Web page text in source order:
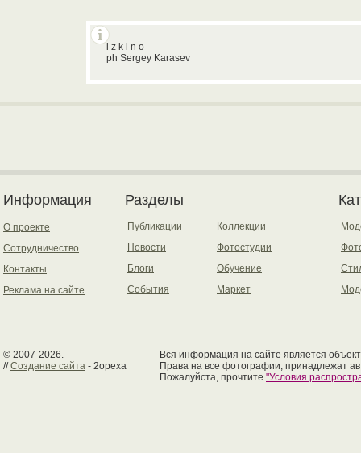
i z k i n o
ph Sergey Karasev
Информация
О проекте
Сотрудничество
Контакты
Реклама на сайте
Разделы
Публикации
Новости
Блоги
События
Коллекции
Фотостудии
Обучение
Маркет
© 2007-2026.
//Создание сайта - 2opexa
Вся информация на сайте является
Права на все фотографии, принадлежат
Пожалуйста, прочтите "Условия